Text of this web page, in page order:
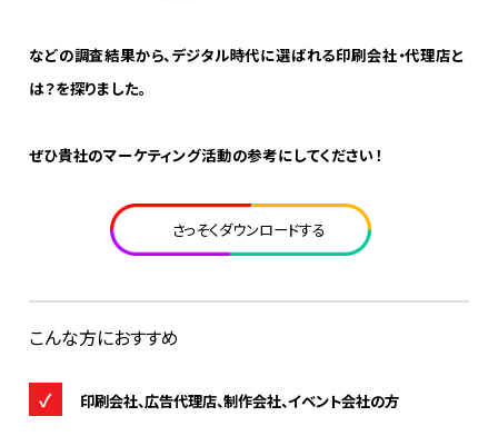
などの調査結果から、デジタル時代に選ばれる印刷会社・代理店と
は？を探りました。
ぜひ貴社のマーケティング活動の参考にしてください！
さっそくダウンロードする
こんな方におすすめ
✓ 印刷会社、広告代理店、制作会社、イベント会社の方